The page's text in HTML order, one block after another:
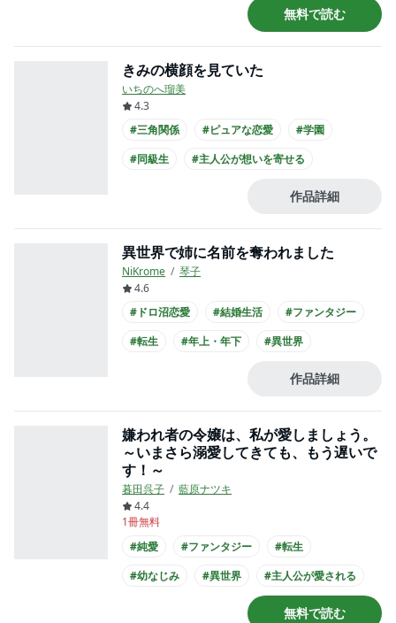
#主人公が20代女性
#黒髪男子
無料で読む
きみの横顔を見ていた
いちのへ瑠美
4.3
#三角関係
#ピュアな恋愛
#学園
#同級生
#主人公が想いを寄せる
#爽やかイケメン作品詳細
異世界で姉に名前を奪われました
NiKrome
琴子
4.6
#ドロ沼恋愛
#結婚生活
#ファンタジー
#転生
#年上・年下
#異世界
#爽やかイケメン作品詳細
嫌われ者の令嬢は、私が愛しましょう。
～いまさら溺愛してきても、もう遅いで
す！～
暮田呉子
藍原ナツキ
4.4
1冊無料
#純愛
#ファンタジー
#転生
#幼なじみ
#異世界
#主人公が愛される
#爽やかイケメン
無料で読む